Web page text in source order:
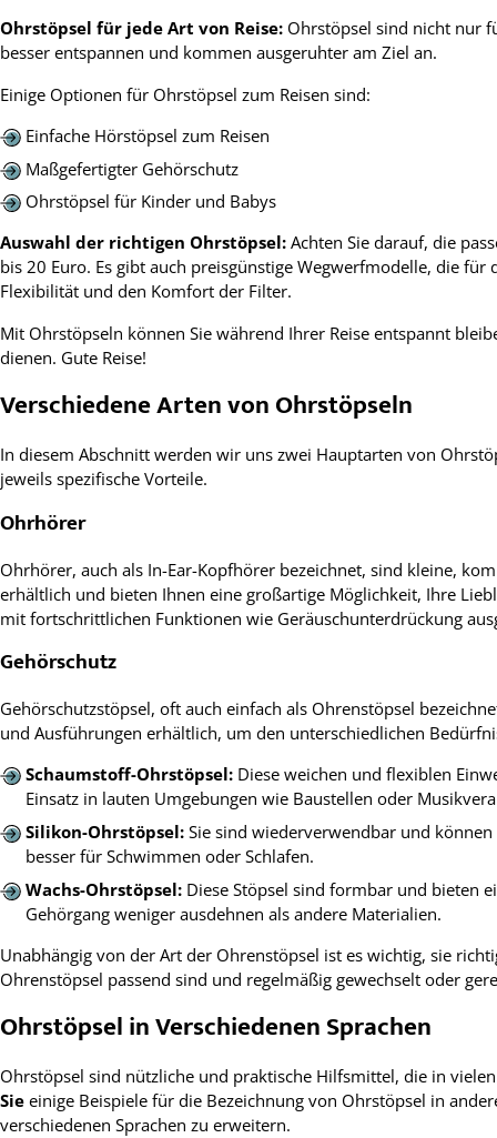
Ohrstöpsel für jede Art von Reise: Ohrstöpsel sind nicht nur
besser entspannen und kommen ausgeruhter am Ziel an.
Einige Optionen für Ohrstöpsel zum Reisen sind:
Einfache Hörstöpsel zum Reisen
Maßgefertigter Gehörschutz
Ohrstöpsel für Kinder und Babys
Auswahl der richtigen Ohrstöpsel: Achten Sie darauf, die
bis 20 Euro. Es gibt auch preisgünstige Wegwerfmodelle, die
Flexibilität und den Komfort der Filter.
Mit Ohrstöpseln können Sie während Ihrer Reise entspannt
dienen. Gute Reise!
Verschiedene Arten von Ohrstöpseln
In diesem Abschnitt werden wir uns zwei Hauptarten von
jeweils spezifische Vorteile.
Ohrhörer
Ohrhörer, auch als In-Ear-Kopfhörer bezeichnet, sind kleine,
erhältlich und bieten Ihnen eine großartige Möglichkeit, Ihre
mit fortschrittlichen Funktionen wie Geräuschunterdrückung
Gehörschutz
Gehörschutzstöpsel, oft auch einfach als Ohrenstöpsel
und Ausführungen erhältlich, um den unterschiedlichen
Schaumstoff-Ohrstöpsel:Diese weichen und flexiblen
Einsatz in lauten Umgebungen wie Baustellen oder
Silikon-Ohrstöpsel:Sie sind wiederverwendbar und
besser für Schwimmen oder Schlafen.
Wachs-Ohrstöpsel:Diese Stöpsel sind formbar und bieten
Gehörgang weniger ausdehnen als andere Materialien.
Unabhängig von der Art der Ohrenstöpsel ist es wichtig, sie
Ohrenstöpsel passend sind und regelmäßig gewechselt oder
Ohrstöpsel in Verschiedenen Sprachen
Ohrstöpsel sind nützliche und praktische Hilfsmittel, die in
Sie einige Beispiele für die Bezeichnung von Ohrstöpsel in
verschiedenen Sprachen zu erweitern.